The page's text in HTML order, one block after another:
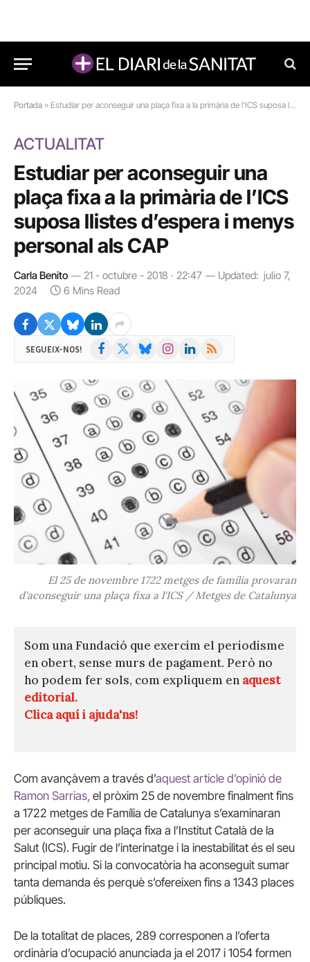
Portada » Estudiar per aconseguir una plaça fixa a la primària de l’ICS suposa llistes d’espera i menys personal als CAP
ACTUALITAT
Estudiar per aconseguir una
plaça fixa a la primària de l’ICS
suposa llistes d’espera i menys
personal als CAP
Carla Benito 21 - octubre - 2018 · 22:47 Updated: julio 7,
2024
6 Mins Read
SEGUEIX-NOS! Facebook BlueskyInstagramLinkedIn
RSS
El 25 de novembre 1722 metges de família provaran
d'aconseguir una plaça fixa a l'ICS / Metges de Catalunya
Som una Fundació que exercim el periodisme
en obert, sense murs de pagament. Però no
ho podem fer sols, com expliquem en aquest
editorial.
Clica aquí i ajuda'ns!
Com avançàvem a través d’aquest article d’opinió de
Ramon Sarrias, el pròxim 25 de novembre finalment fins
a 1722 metges de Família de Catalunya s’examinaran
per aconseguir una plaça fixa a l’Institut Català de la
Salut (ICS). Fugir de l’interinatge i la inestabilitat és el seu
principal motiu. Si la convocatòria ha aconseguit sumar
tanta demanda és perquè s’ofereixen fins a 1343 places
públiques.
De la totalitat de places, 289 corresponen a l’oferta
ordinària d’ocupació anunciada ja el 2017 i 1054 formen